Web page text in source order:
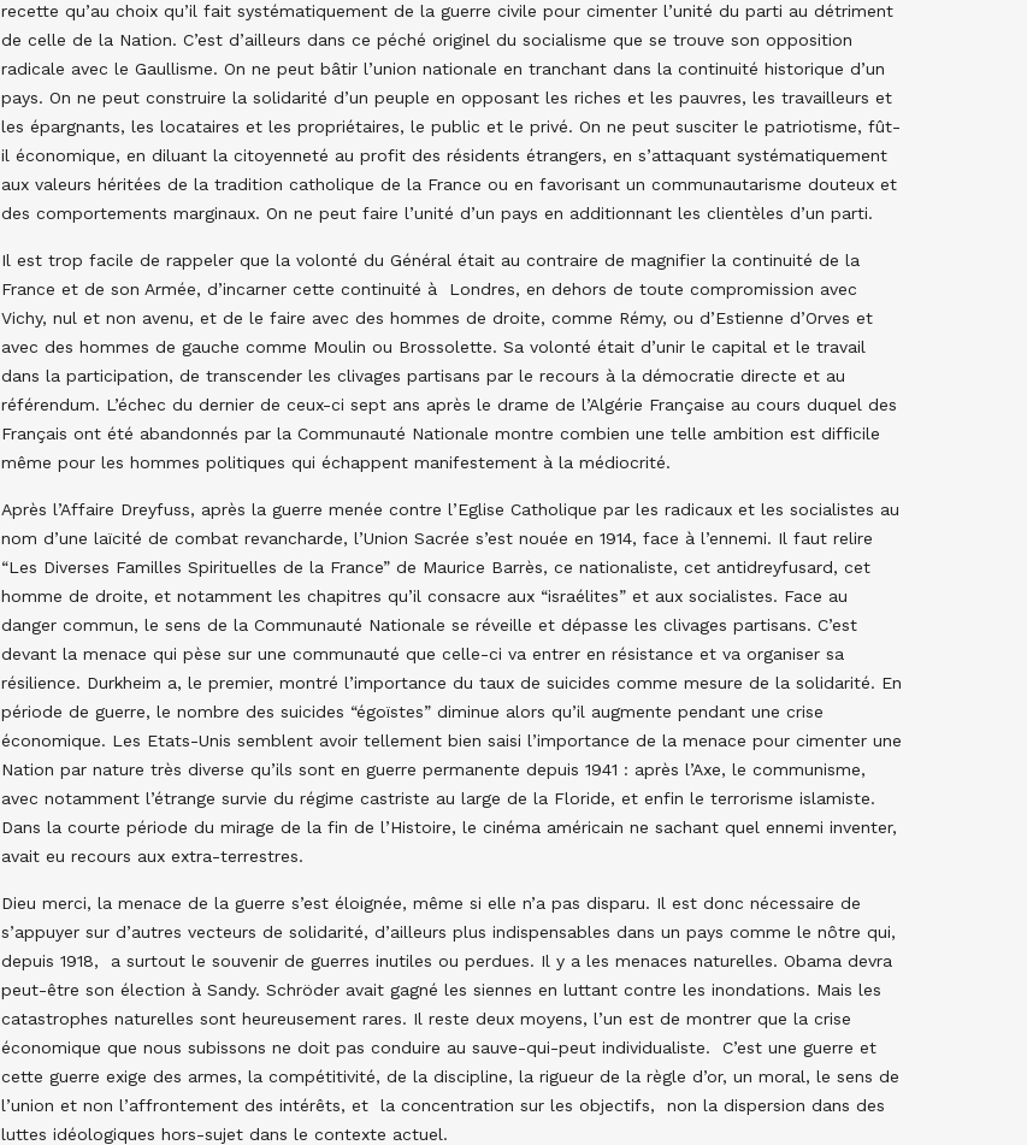
recette qu’au choix qu’il fait systématiquement de la guerre civile pour cimenter l’unité du parti au détriment
de celle de la Nation. C’est d’ailleurs dans ce péché originel du socialisme que se trouve son opposition
radicale avec le Gaullisme. On ne peut bâtir l’union nationale en tranchant dans la continuité historique d’un
pays. On ne peut construire la solidarité d’un peuple en opposant les riches et les pauvres, les travailleurs et
les épargnants, les locataires et les propriétaires, le public et le privé. On ne peut susciter le patriotisme, fût-
il économique, en diluant la citoyenneté au profit des résidents étrangers, en s’attaquant systématiquement
aux valeurs héritées de la tradition catholique de la France ou en favorisant un communautarisme douteux et
des comportements marginaux. On ne peut faire l’unité d’un pays en additionnant les clientèles d’un parti.
Il est trop facile de rappeler que la volonté du Général était au contraire de magnifier la continuité de la
France et de son Armée, d’incarner cette continuité à Londres, en dehors de toute compromission avec
Vichy, nul et non avenu, et de le faire avec des hommes de droite, comme Rémy, ou d’Estienne d’Orves et
avec des hommes de gauche comme Moulin ou Brossolette. Sa volonté était d’unir le capital et le travail
dans la participation, de transcender les clivages partisans par le recours à la démocratie directe et au
référendum. L’échec du dernier de ceux-ci sept ans après le drame de l’Algérie Française au cours duquel des
Français ont été abandonnés par la Communauté Nationale montre combien une telle ambition est difficile
même pour les hommes politiques qui échappent manifestement à la médiocrité.
Après l’Affaire Dreyfuss, après la guerre menée contre l’Eglise Catholique par les radicaux et les socialistes au
nom d’une laïcité de combat revancharde, l’Union Sacrée s’est nouée en 1914, face à l’ennemi. Il faut relire
“Les Diverses Familles Spirituelles de la France” de Maurice Barrès, ce nationaliste, cet antidreyfusard, cet
homme de droite, et notamment les chapitres qu’il consacre aux “israélites” et aux socialistes. Face au
danger commun, le sens de la Communauté Nationale se réveille et dépasse les clivages partisans. C’est
devant la menace qui pèse sur une communauté que celle-ci va entrer en résistance et va organiser sa
résilience. Durkheim a, le premier, montré l’importance du taux de suicides comme mesure de la solidarité. En
période de guerre, le nombre des suicides “égoïstes” diminue alors qu’il augmente pendant une crise
économique. Les Etats-Unis semblent avoir tellement bien saisi l’importance de la menace pour cimenter une
Nation par nature très diverse qu’ils sont en guerre permanente depuis 1941 : après l’Axe, le communisme,
avec notamment l’étrange survie du régime castriste au large de la Floride, et enfin le terrorisme islamiste.
Dans la courte période du mirage de la fin de l’Histoire, le cinéma américain ne sachant quel ennemi inventer,
avait eu recours aux extra-terrestres.
Dieu merci, la menace de la guerre s’est éloignée, même si elle n’a pas disparu. Il est donc nécessaire de
s’appuyer sur d’autres vecteurs de solidarité, d’ailleurs plus indispensables dans un pays comme le nôtre qui,
depuis 1918, a surtout le souvenir de guerres inutiles ou perdues. Il y a les menaces naturelles. Obama devra
peut-être son élection à Sandy. Schröder avait gagné les siennes en luttant contre les inondations. Mais les
catastrophes naturelles sont heureusement rares. Il reste deux moyens, l’un est de montrer que la crise
économique que nous subissons ne doit pas conduire au sauve-qui-peut individualiste. C’est une guerre et
cette guerre exige des armes, la compétitivité, de la discipline, la rigueur de la règle d’or, un moral, le sens de
l’union et non l’affrontement des intérêts, et la concentration sur les objectifs, non la dispersion dans des
luttes idéologiques hors-sujet dans le contexte actuel.